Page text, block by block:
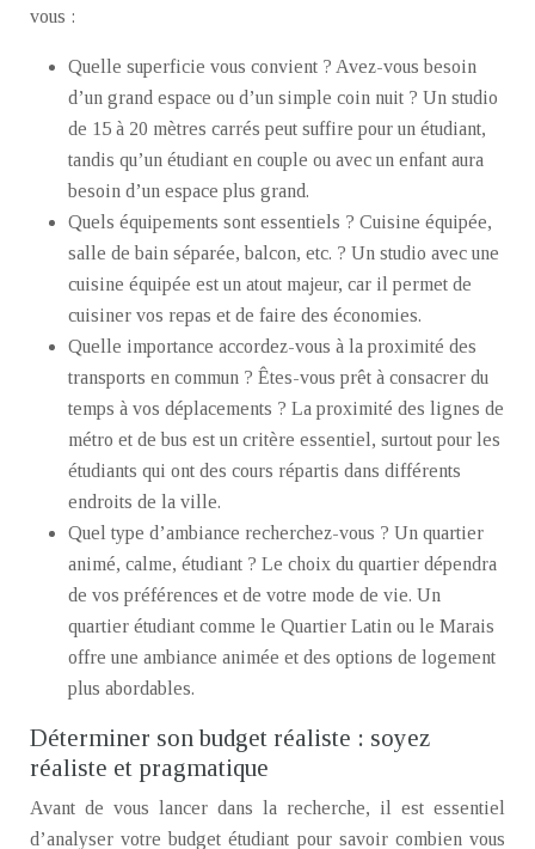
vous :
Quelle superficie vous convient ? Avez-vous besoin
d’un grand espace ou d’un simple coin nuit ? Un studio
de 15 à 20 mètres carrés peut suffire pour un étudiant,
tandis qu’un étudiant en couple ou avec un enfant aura
besoin d’un espace plus grand.
Quels équipements sont essentiels ? Cuisine équipée,
salle de bain séparée, balcon, etc. ? Un studio avec une
cuisine équipée est un atout majeur, car il permet de
cuisiner vos repas et de faire des économies.
Quelle importance accordez-vous à la proximité des
transports en commun ? Êtes-vous prêt à consacrer du
temps à vos déplacements ? La proximité des lignes de
métro et de bus est un critère essentiel, surtout pour les
étudiants qui ont des cours répartis dans différents
endroits de la ville.
Quel type d’ambiance recherchez-vous ? Un quartier
animé, calme, étudiant ? Le choix du quartier dépendra
de vos préférences et de votre mode de vie. Un
quartier étudiant comme le Quartier Latin ou le Marais
offre une ambiance animée et des options de logement
plus abordables.
Déterminer son budget réaliste : soyez
réaliste et pragmatique
Avant de vous lancer dans la recherche, il est essentiel
d’analyser votre budget étudiant pour savoir combien vous